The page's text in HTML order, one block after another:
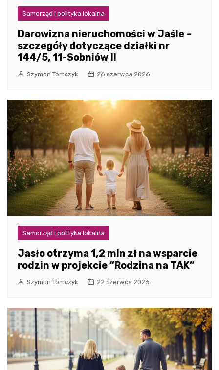
Samorząd i polityka lokalna
Darowizna nieruchomości w Jaśle –
szczegóły dotyczące działki nr
144/5, 11-Sobniów II
Szymon Tomczyk 26 czerwca 2026
Samorząd i polityka lokalna
Jasło otrzyma 1,2 mln zł na wsparcie
rodzin w projekcie “Rodzina na TAK”
Szymon Tomczyk 22 czerwca 2026